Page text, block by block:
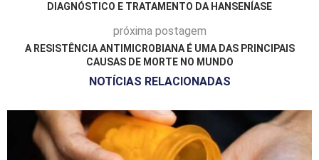
DIAGNÓSTICO E TRATAMENTO DA HANSENÍASE
próxima postagem
A RESISTÊNCIA ANTIMICROBIANA É UMA DAS PRINCIPAIS
CAUSAS DE MORTE NO MUNDO
NOTÍCIAS RELACIONADAS